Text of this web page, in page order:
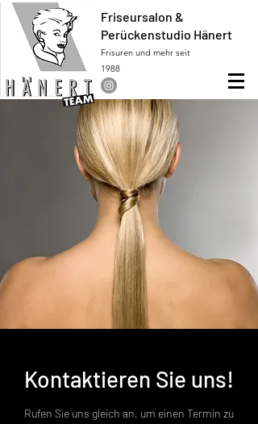
Friseursalon &
Perückenstudio Hänert
Frisuren und mehr seit
1988
Kontaktieren Sie uns!
Rufen Sie uns gleich an, um einen Termin zu